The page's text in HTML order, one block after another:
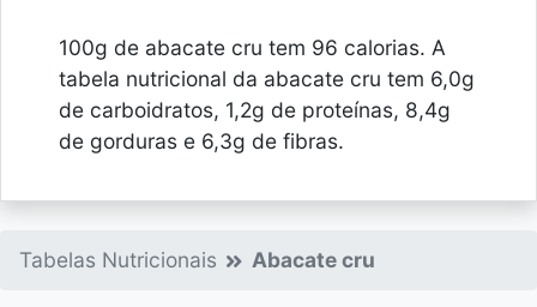
100g de abacate cru tem 96 calorias. A
tabela nutricional da abacate cru tem 6,0g
de carboidratos, 1,2g de proteínas, 8,4g
de gorduras e 6,3g de fibras.
Tabelas Nutricionais Abacate cru